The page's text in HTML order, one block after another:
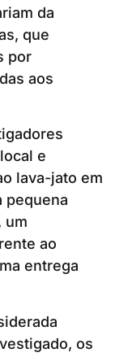
da
que
por
aos
e
lava-jato em
pequena
um
ao
entrega
os